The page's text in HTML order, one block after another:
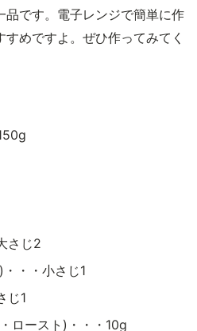
品です。電子レンジで簡単に作
めですよ。ぜひ作ってみてく
さじ2
・・小さじ1
じ1
ロースト)・・・10g